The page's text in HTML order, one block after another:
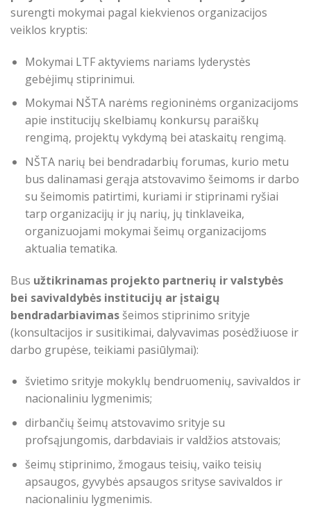
surengti mokymai pagal kiekvienos organizacijos
veiklos kryptis:
Mokymai LTF aktyviems nariams lyderystės
gebėjimų stiprinimui.
Mokymai NŠTA narėms regioninėms organizacijoms
apie institucijų skelbiamų konkursų paraiškų
rengimą, projektų vykdymą bei ataskaitų rengimą.
NŠTA narių bei bendradarbių forumas, kurio metu
bus dalinamasi gerąja atstovavimo šeimoms ir darbo
su šeimomis patirtimi, kuriami ir stiprinami ryšiai
tarp organizacijų ir jų narių, jų tinklaveika,
organizuojami mokymai šeimų organizacijoms
aktualia tematika.
Bus užtikrinamas projekto partnerių ir valstybės
bei savivaldybės institucijų ar įstaigų
bendradarbiavimas šeimos stiprinimo srityje
(konsultacijos ir susitikimai, dalyvavimas posėdžiuose ir
darbo grupėse, teikiami pasiūlymai):
švietimo srityje mokyklų bendruomenių, savivaldos ir
nacionaliniu lygmenimis;
dirbančių šeimų atstovavimo srityje su
profsąjungomis, darbdaviais ir valdžios atstovais;
šeimų stiprinimo, žmogaus teisių, vaiko teisių
apsaugos, gyvybės apsaugos srityse savivaldos ir
nacionaliniu lygmenimis.